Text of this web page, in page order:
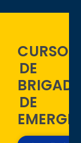
CURSO
DE
DE